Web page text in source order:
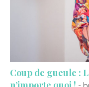
Coup de gueule :